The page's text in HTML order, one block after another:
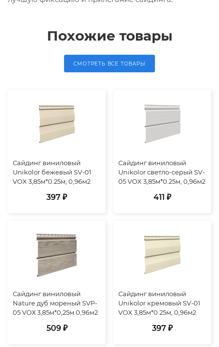
Похожие товары
СМОТРЕТЬ ВСЕ ТОВАРЫ
Сайдинг виниловый
Unikolor бежевый SV-01
VOX 3,85м*0.25м, 0,96м2
397 ₽
Сайдинг виниловый
Unikolor светло-серый SV-
05 VOX 3,85м*0.25м, 0,96м2
411 ₽
Сайдинг виниловый
Nature дуб мореный SVP-
05 VОХ 3,85м*0,25м 0,96м2
509 ₽
Сайдинг виниловый
Unikolor кремовый SV-01
VOX 3,85м*0.25м, 0,96м2
397 ₽